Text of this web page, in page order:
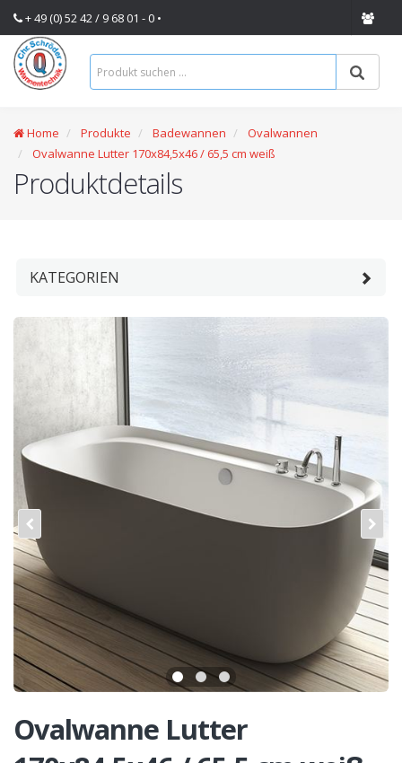
+ 49 (0) 52 42 / 9 68 01 - 0 •
Home Produkte Badewannen
Ovalwannen
Ovalwanne Lutter 170x84,5x46 / 65,5 cm weiß
Produktdetails
KATEGORIEN
Ovalwanne Lutter